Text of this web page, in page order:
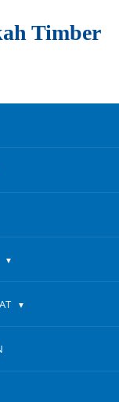
Timber